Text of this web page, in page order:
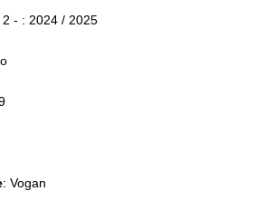
2 - : 2024 / 2025
: Vogan